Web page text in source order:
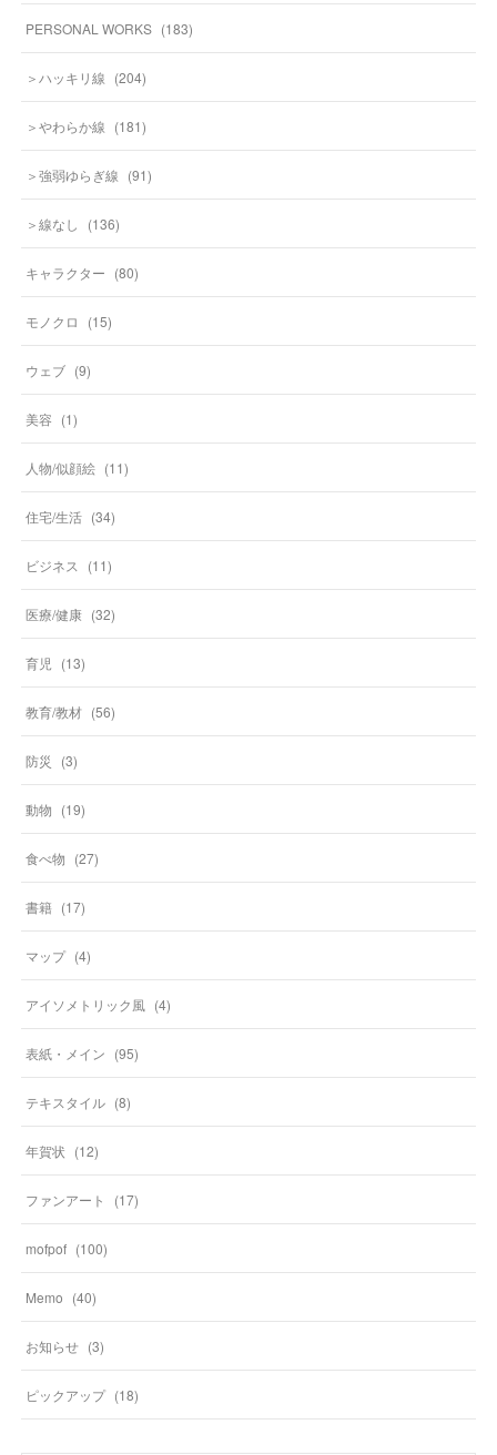
PERSONAL WORKS (183)
＞ハッキリ線 (204)
＞やわらか線 (181)
＞強弱ゆらぎ線 (91)
＞線なし (136)
キャラクター (80)
モノクロ (15)
ウェブ (9)
美容 (1)
人物/似顔絵 (11)
住宅/生活 (34)
ビジネス (11)
医療/健康 (32)
育児 (13)
教育/教材 (56)
防災 (3)
動物 (19)
食べ物 (27)
書籍 (17)
マップ (4)
アイソメトリック風 (4)
表紙・メイン (95)
テキスタイル (8)
年賀状 (12)
ファンアート (17)
mofpof (100)
Memo (40)
お知らせ (3)
ピックアップ (18)